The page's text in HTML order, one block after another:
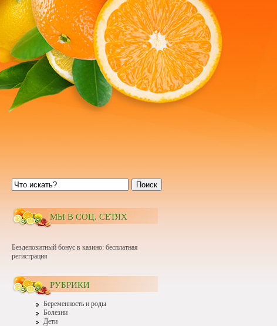
Поиск
МЫ В СОЦ. СЕТЯХ
Бездепозитный бонус в казино: бесплатная
регистрация
РУБРИКИ
Беременность и роды
Болезни
Дети